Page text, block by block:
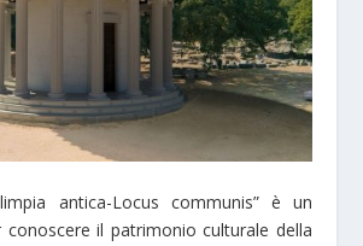
antica-Locus communis” è un
il patrimonio culturale della